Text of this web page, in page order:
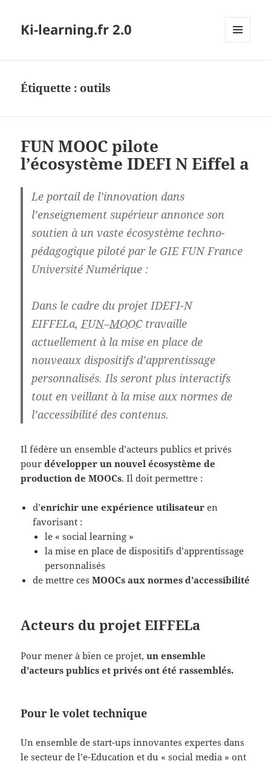
Ki-learning.fr 2.0
Étiquette :outils
FUN MOOC pilote
l’écosystème IDEFI N Eiffel a
Le portail de l’innovation dans
l’enseignement supérieur annonce son
soutien à un vaste écosystème techno-
pédagogique piloté par le GIE FUN France
Université Numérique :
Dans le cadre du projet IDEFI-N
EIFFELa,FUN–MOOCtravaille
actuellement à la mise en place de
nouveaux dispositifs d’apprentissage
personnalisés. Ils seront plus interactifs
tout en veillant à la mise aux normes de
l’accessibilité des contenus.
Il fédère un ensemble d’acteurs publics et privés
pourdévelopper un nouvel écosystème de
production de MOOCs. Il doit permettre :
d’enrichir une expérience utilisateur en
favorisant :
le « social learning »
la mise en place de dispositifs d’apprentissage
personnalisés
de mettre cesMOOCs aux normes d’accessibilité
Acteurs du projet EIFFELa
Pour mener à bien ce projet,un ensemble
d’acteurs publics et privés ont été rassemblés.
Pour le volet technique
Un ensemble de start-ups innovantes expertes dans
le secteur de l’e-Education et du « social media » ont